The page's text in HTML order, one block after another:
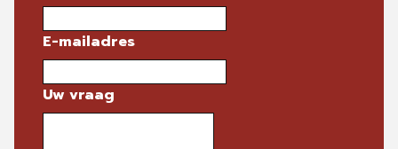
E-mailadres
Uw vraag